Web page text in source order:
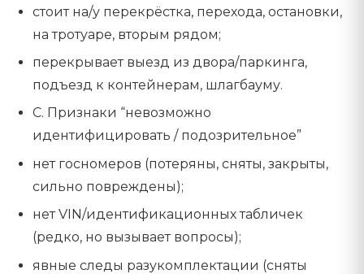
стоит на/у перекрёстка, перехода, остановки,
на тротуаре, вторым рядом;
перекрывает выезд из двора/паркинга,
подъезд к контейнерам, шлагбауму.
C. Признаки “невозможно
идентифицировать / подозрительное”
нет госномеров (потеряны, сняты, закрыты,
сильно повреждены);
нет VIN/идентификационных табличек
(редко, но вызывает вопросы);
явные следы разукомплектации (сняты